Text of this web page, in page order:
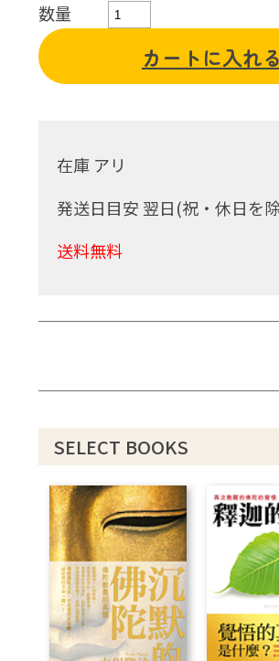
数量
カートに入れる
在庫 アリ
発送日目安 翌日(祝・休日を
送料無料
SELECT BOOKS